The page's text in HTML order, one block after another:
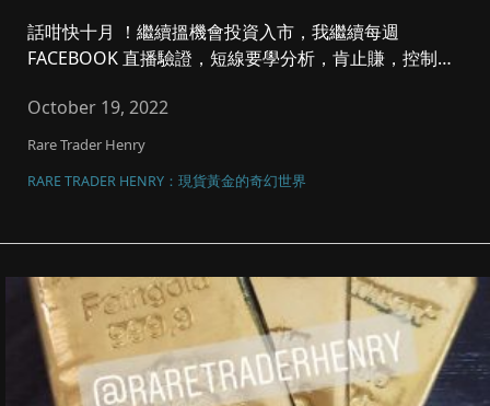
話咁快十月 ！繼續搵機會投資入市，我繼續每週
FACEBOOK 直播驗證，短線要學分析，肯止賺，控制注
October 19, 2022
Rare Trader Henry
RARE TRADER HENRY：現貨黃金的奇幻世界